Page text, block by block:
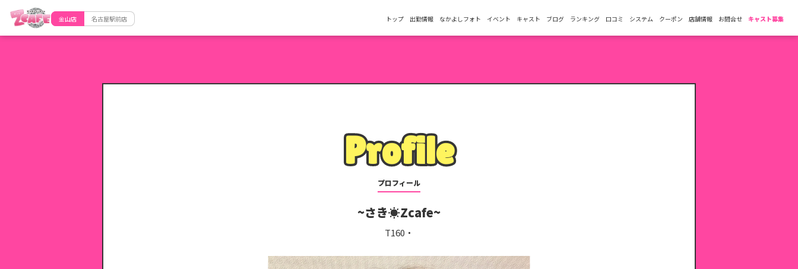
金山店 名古屋駅前店 トップ 出勤情報 なかよしフォト イベント キャスト ブログ ランキング 口コミ システム クーポン 店舗情報 お問合せ キャスト募集
Profile
Profile
プロフィール
さき☀️Zcafe
T160・